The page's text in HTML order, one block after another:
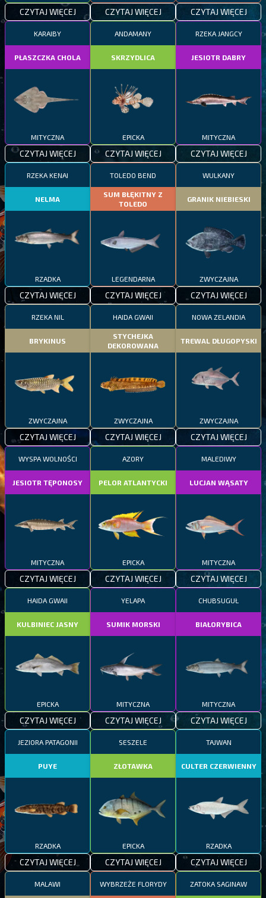
CZYTAJ WIĘCEJ CZYTAJ WIĘCEJ CZYTAJ WIĘCEJ
KARAIBY
PŁASZCZKA CHOLA
MITYCZNA
CZYTAJ WIĘCEJ
ANDAMANY
SKRZYDLICA
EPICKA
CZYTAJ WIĘCEJ
RZEKA JANGCY
JESIOTR DABRY
MITYCZNA
CZYTAJ WIĘCEJ
RZEKA KENAI
NELMA
RZADKA
CZYTAJ WIĘCEJ
TOLEDO BEND
SUM BŁĘKITNY Z
TOLEDO
LEGENDARNA
CZYTAJ WIĘCEJ
WULKANY
GRANIK NIEBIESKI
ZWYCZAJNA
CZYTAJ WIĘCEJ
RZEKA NIL
BRYKINUS
ZWYCZAJNA
CZYTAJ WIĘCEJ
HAIDA GWAII
STYCHEJKA
DEKOROWANA
ZWYCZAJNA
CZYTAJ WIĘCEJ
NOWA ZELANDIA
TREWAL DŁUGOPYSKI
ZWYCZAJNA
CZYTAJ WIĘCEJ
WYSPA WOLNOŚCI
JESIOTR TĘPONOSY
MITYCZNA
CZYTAJ WIĘCEJ
AZORY
PELOR ATLANTYCKI
EPICKA
CZYTAJ WIĘCEJ
MALEDIWY
LUCJAN WĄSATY
MITYCZNA
CZYTAJ WIĘCEJ
HAIDA GWAII
KULBINIEC JASNY
EPICKA
CZYTAJ WIĘCEJ
YELAPA
SUMIK MORSKI
MITYCZNA
CZYTAJ WIĘCEJ
CHUBSUGUŁ
BIAŁORYBICA
MITYCZNA
CZYTAJ WIĘCEJ
JEZIORA PATAGONII
PUYE
RZADKA
CZYTAJ WIĘCEJ
SESZELE
ZŁOTAWKA
EPICKA
CZYTAJ WIĘCEJ
TAJWAN
CULTER CZERWIENNY
RZADKA
CZYTAJ WIĘCEJ
MALAWI WYBRZEŻE FLORYDY ZATOKA SAGINAW